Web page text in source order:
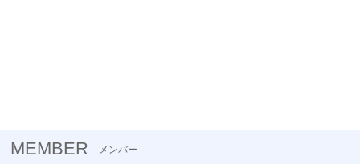
MEMBER メンバー